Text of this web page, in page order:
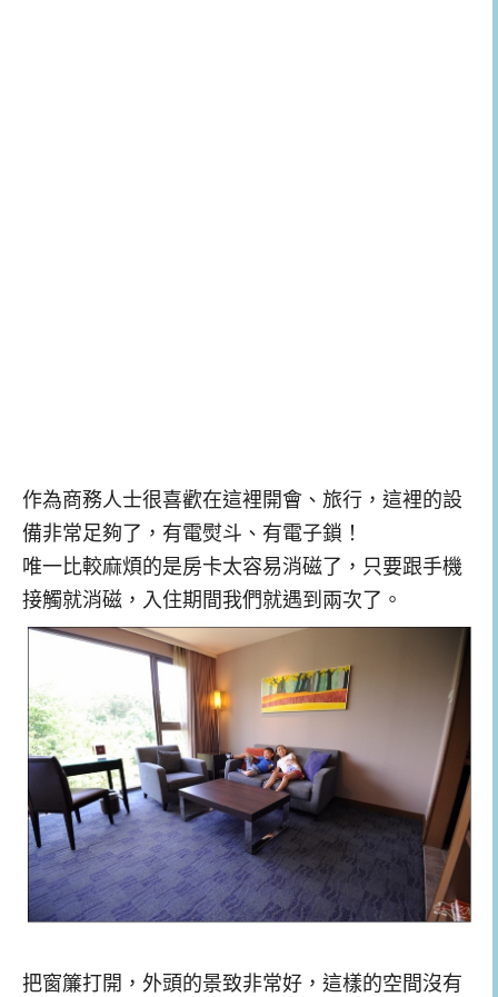
作為商務人士很喜歡在這裡開會、旅行，這裡的設
備非常足夠了，有電熨斗、有電子鎖！
唯一比較麻煩的是房卡太容易消磁了，只要跟手機
接觸就消磁，入住期間我們就遇到兩次了。
把窗簾打開，外頭的景致非常好，這樣的空間沒有